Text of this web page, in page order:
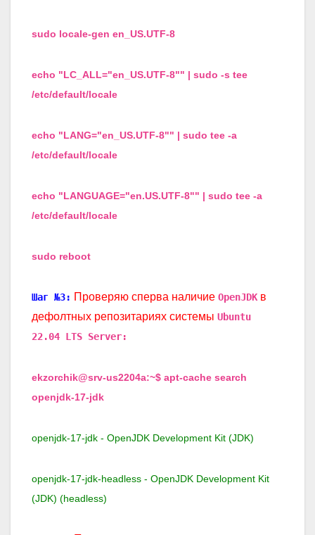
sudo locale-gen en_US.UTF-8
echo "LC_ALL="en_US.UTF-8"" | sudo -s tee
/etc/default/locale
echo "LANG="en_US.UTF-8"" | sudo tee -a
/etc/default/locale
echo "LANGUAGE="en.US.UTF-8"" | sudo tee -a
/etc/default/locale
sudo reboot
Шаг №3: Проверяю сперва наличие OpenJDK в
дефолтных репозитариях системы Ubuntu
22.04 LTS Server:
ekzorchik@srv-us2204a:~$ apt-cache search
openjdk-17-jdk
openjdk-17-jdk - OpenJDK Development Kit (JDK)
openjdk-17-jdk-headless - OpenJDK Development Kit
(JDK) (headless)